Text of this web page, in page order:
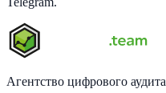
Агентство цифрового аудита